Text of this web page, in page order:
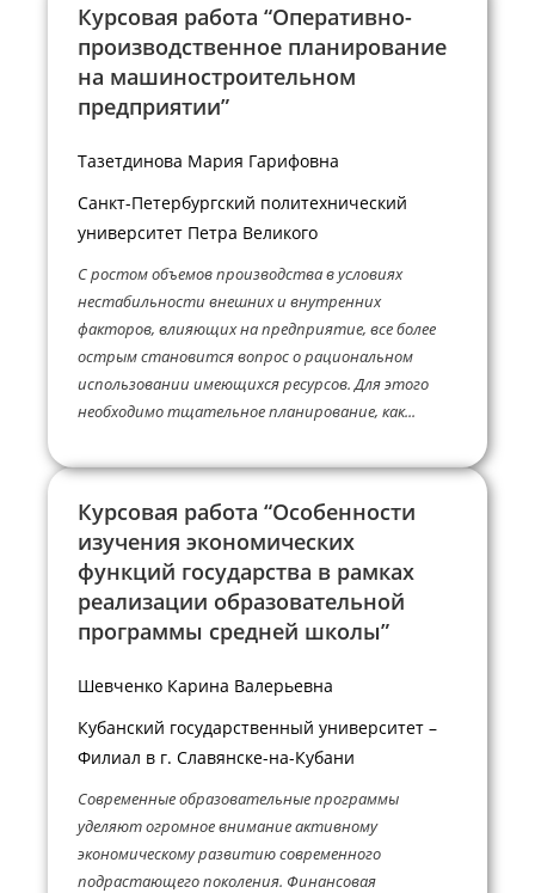
Курсовая работа “Оперативно-
производственное планирование
на машиностроительном
предприятии”
Тазетдинова Мария Гарифовна
Санкт-Петербургский политехнический
университет Петра Великого
С ростом объемов производства в условиях
нестабильности внешних и внутренних
факторов, влияющих на предприятие, все более
острым становится вопрос о рациональном
использовании имеющихся ресурсов. Для этого
необходимо тщательное планирование, как...
Курсовая работа “Особенности
изучения экономических
функций государства в рамках
реализации образовательной
программы средней школы”
Шевченко Карина Валерьевна
Кубанский государственный университет –
Филиал в г. Славянске-на-Кубани
Современные образовательные программы
уделяют огромное внимание активному
экономическому развитию современного
подрастающего поколения. Финансовая